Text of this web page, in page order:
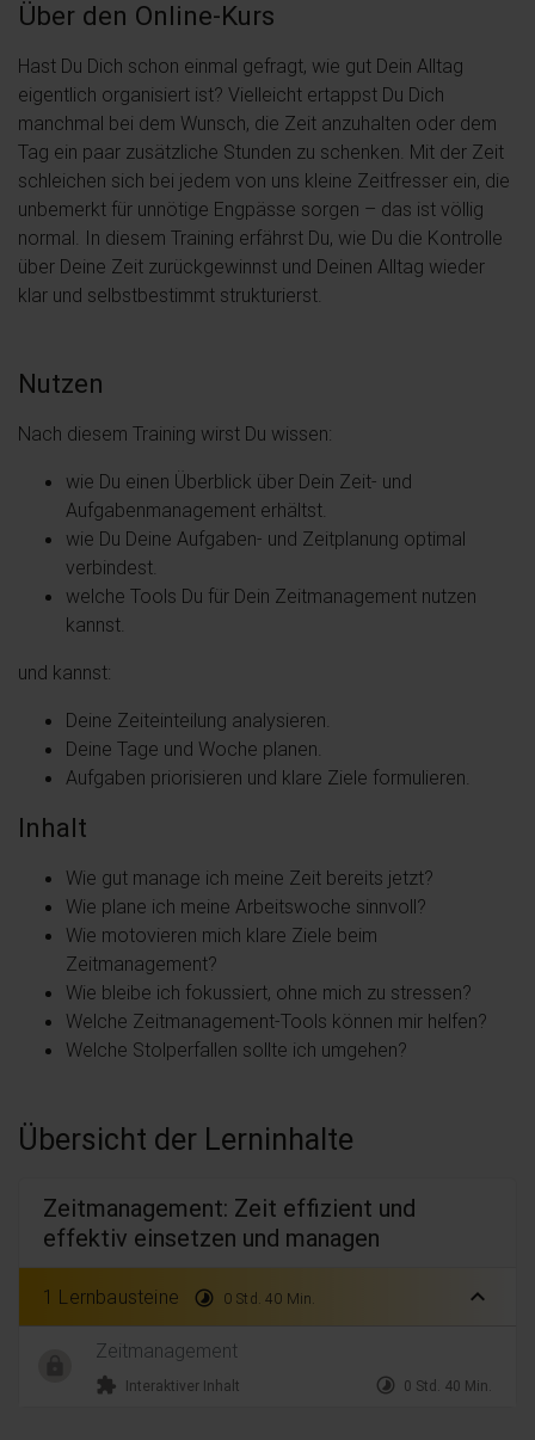
Über den Online-Kurs
Hast Du Dich schon einmal gefragt, wie gut Dein Alltag
eigentlich organisiert ist? Vielleicht ertappst Du Dich
manchmal bei dem Wunsch, die Zeit anzuhalten oder dem
Tag ein paar zusätzliche Stunden zu schenken. Mit der Zeit
schleichen sich bei jedem von uns kleine Zeitfresser ein, die
unbemerkt für unnötige Engpässe sorgen – das ist völlig
normal. In diesem Training erfährst Du, wie Du die Kontrolle
über Deine Zeit zurückgewinnst und Deinen Alltag wieder
klar und selbstbestimmt strukturierst.
Nutzen
Nach diesem Training wirst Du wissen:
wie Du einen Überblick über Dein Zeit- und
Aufgabenmanagement erhältst.
wie Du Deine Aufgaben- und Zeitplanung optimal
verbindest.
welche Tools Du für Dein Zeitmanagement nutzen
kannst.
und kannst:
Deine Zeiteinteilung analysieren.
Deine Tage und Woche planen.
Aufgaben priorisieren und klare Ziele formulieren.
Inhalt
Wie gut manage ich meine Zeit bereits jetzt?
Wie plane ich meine Arbeitswoche sinnvoll?
Wie motovieren mich klare Ziele beim
Zeitmanagement?
Wie bleibe ich fokussiert, ohne mich zu stressen?
Welche Zeitmanagement-Tools können mir helfen?
Welche Stolperfallen sollte ich umgehen?
Übersicht der Lerninhalte
Zeitmanagement: Zeit effizient und
effektiv einsetzen und managen
1 Lernbausteine timelapse 0 Std. 40 Min. expand_less
Zeitmanagement
extension Interaktiver Inhalt timelapse 0 Std. 40 Min.